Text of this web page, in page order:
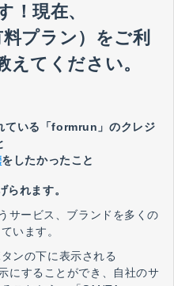
！現在、
プラン）をご利
えてください。
ている「formrun」のクレジ
をしたかったこと
られます。
サービス、ブランドを多くの
います。
ンの下に表示される
にすることができ、自社のサ